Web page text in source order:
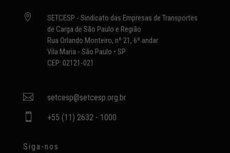

SETCESP - Sindicato das Empresas de Transportes
de Carga de São Paulo e Região
Rua Orlando Monteiro, nº 21, 6º andar
Vila Maria - São Paulo • SP
CEP: 02121-021
 setcesp@setcesp.org.br
 +55 (11) 2632 - 1000
Siga-nos